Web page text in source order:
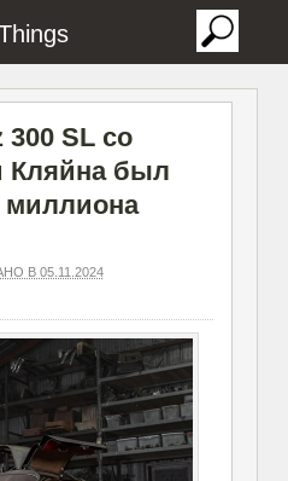
300 SL со
Кляйна был
миллиона
В 05.11.2024